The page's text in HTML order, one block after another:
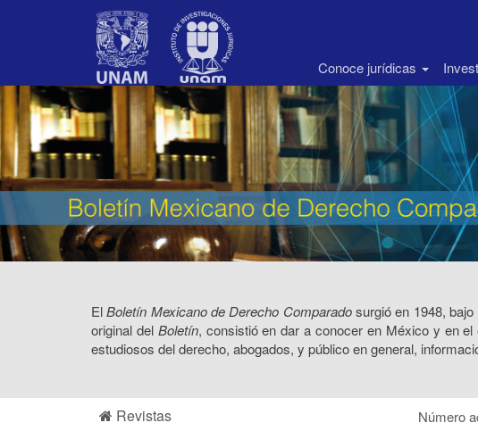
Barra
lateral
Conoce jurídicas
ElBoletín Mexicano de Derecho Comparadosurgió en 1948,
original del Boletín, consistió en dar a conocer en México y en
estudiosos del derecho, abogados, y público en general,
Revistas Número